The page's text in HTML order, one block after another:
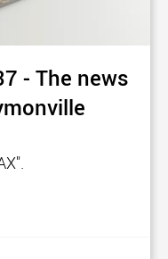
- The news